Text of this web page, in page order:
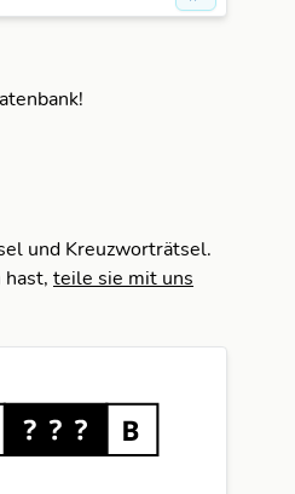
und Kreuzworträtsel.
teile sie mit uns